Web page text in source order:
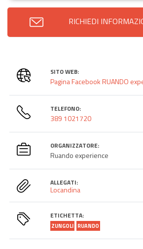
RICHIEDI
SITO WEB:
Pagina Facebook RUANDO
TELEFONO:
389 1021720
ORGANIZZATORE:
Ruando experience
ALLEGATI:
Locandina
ETICHETTA:
ZUNGOLI RUANDO